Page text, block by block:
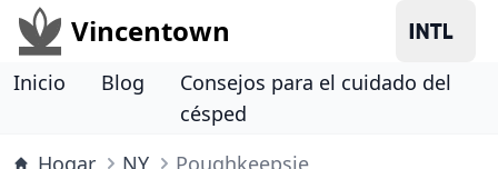
Vincentown
Inicio Blog
Consejos para el cuidado del
césped
Hogar
NY Poughkeepsie